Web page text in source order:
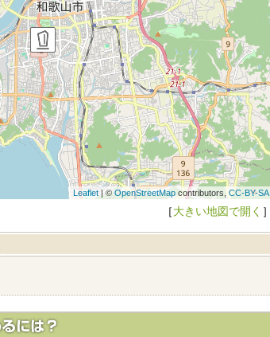
Leaflet| © OpenStreetMapcontributors, CC-BY-SA
［大きい地図で開く ］